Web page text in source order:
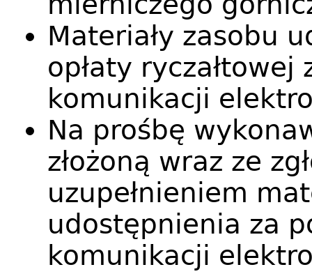
Materiały zasobu
opłaty
komunikacji
Na prośbę
złożoną wraz ze
uzupełnieniem
udostępnienia za
komunikacji